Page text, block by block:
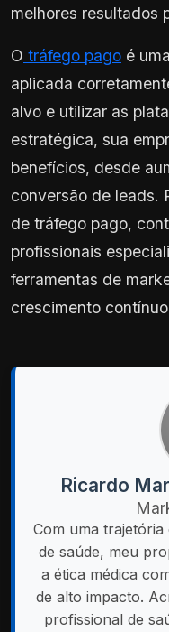
melhores resultados
O tráfego pago é
aplicada
alvo e utilizar as
estratégica, sua
benefícios, desde
conversão de leads.
de tráfego pago,
profissionais
ferramentas de
crescimento
Ricardo
Com uma
de saúde, meu
a ética médica
de alto impacto.
profissional de